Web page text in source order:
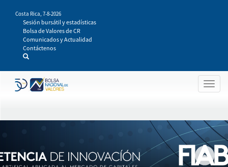
contenido
principal
Costa Rica, 7-8-2026
Sesión bursátil y estadísticas
Bolsa de Valores de CR
Comunicados y Actualidad
Contáctenos